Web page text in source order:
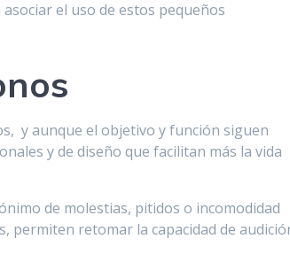
el uso de estos pequeños
y aunque el objetivo y función siguen
y de diseño que facilitan más la vida
de molestias, pitidos o incomodidad
permiten retomar la capacidad de